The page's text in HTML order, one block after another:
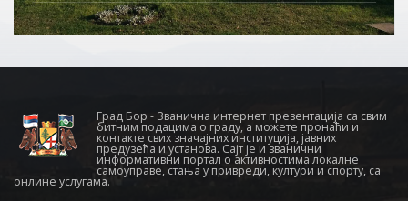
Град Бор - Званична интернет презентација са свим
битним подацима о граду, а можете пронаћи и
контакте свих значајних институција, јавних
предузећа и установа. Сајт је и званични
информативни портал о активностима локалне
самоуправе, стања у привреди, култури и спорту, са
онлине услугама.